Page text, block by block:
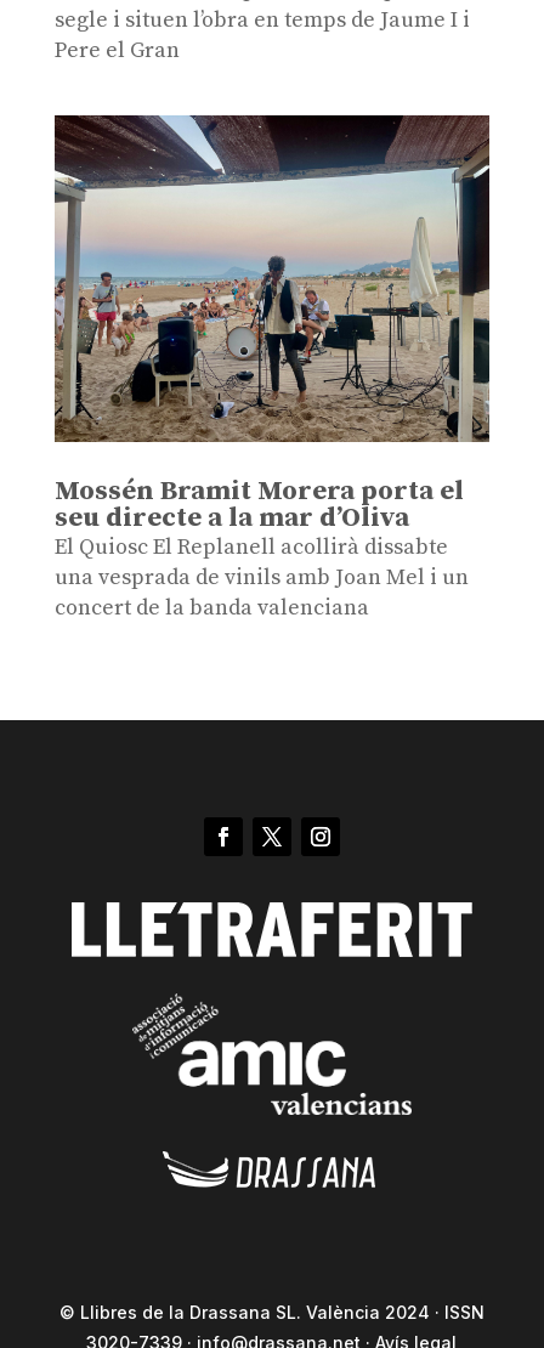
segle i situen l’obra en temps de Jaume I i
Pere el Gran
Mossén Bramit Morera porta el
seu directe a la mar d’Oliva
El Quiosc El Replanell acollirà dissabte
una vesprada de vinils amb Joan Mel i un
concert de la banda valenciana
© Llibres de la Drassana SL. València 2024 · ISSN
3020-7339 · info@drassana.net ·Avís legal